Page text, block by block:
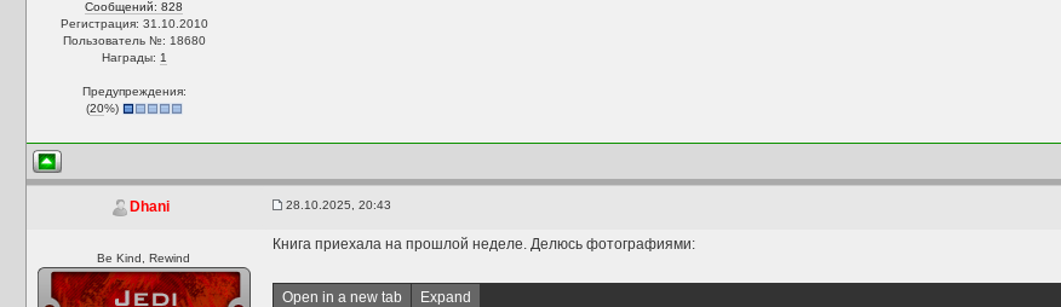
Сообщений: 828
Регистрация: 31.10.2010
Пользователь №: 18680
Награды: 1
Предупреждения:
(20%)
Dhani 28.10.2025, 20:43
Be Kind, Rewind
Книга приехала на прошлой неделе. Делюсь фотографиями:
Open in a new tab Expand